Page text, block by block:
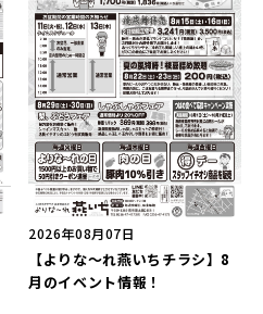
2026年08月07日
【よりな～れ燕いちチラシ】8
月のイベント情報！